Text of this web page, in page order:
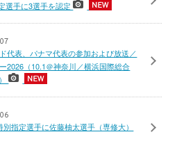
選手に3選手を認定
代表、パナマ代表の参加および放送／
（10.1＠神奈川／横浜国際総合
指定選手に佐藤柚太選手（専修大）